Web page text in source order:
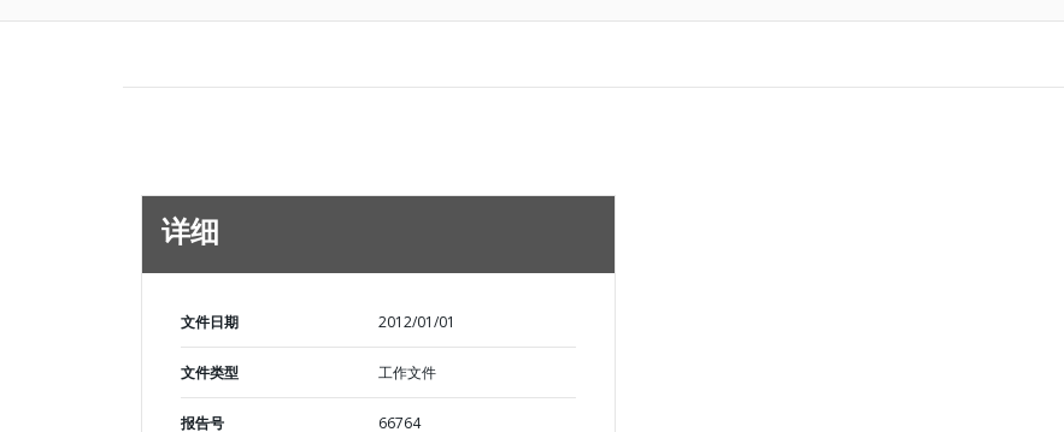
详细
文件日期 2012/01/01
文件类型 工作文件
报告号 66764